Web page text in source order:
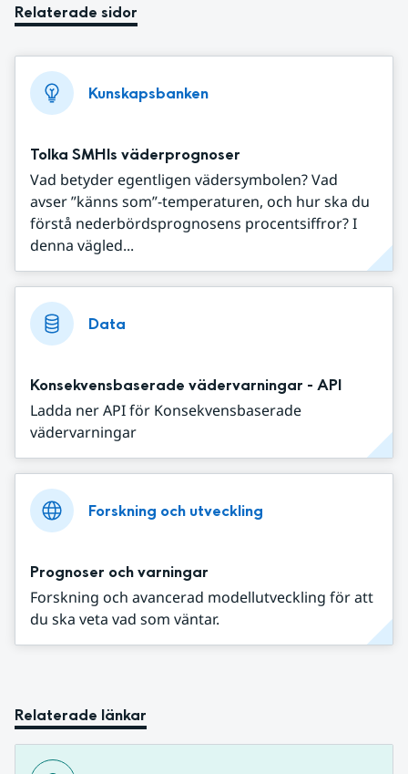
Relaterade sidor
Kunskapsbanken
Tolka SMHIs väderprognoser
Vad betyder egentligen vädersymbolen? Vad
avser ”känns som”-temperaturen, och hur ska du
förstå nederbördsprognosens procentsiffror? I
denna vägled...
Data
Konsekvensbaserade vädervarningar - API
Ladda ner API för Konsekvensbaserade
vädervarningar
Forskning och utveckling
Prognoser och varningar
Forskning och avancerad modellutveckling för att
du ska veta vad som väntar.
Relaterade länkar